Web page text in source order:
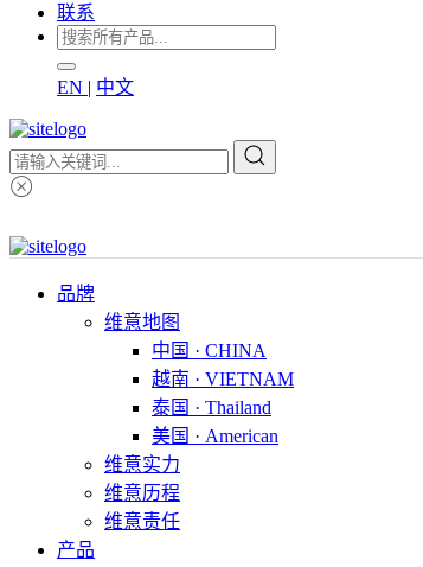
联系
EN | 中文
品牌
维意地图
中国 · CHINA
越南 · VIETNAM
泰国 · Thailand
美国 · American
维意实力
维意历程
维意责任
产品